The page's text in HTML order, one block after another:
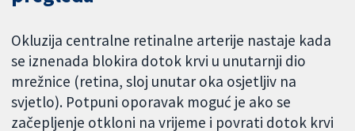
Okluzija centralne retinalne arterije nastaje kada
se iznenada blokira dotok krvi u unutarnji dio
mrežnice (retina, sloj unutar oka osjetljiv na
svjetlo). Potpuni oporavak moguć je ako se
začepljenje otkloni na vrijeme i povrati dotok krvi